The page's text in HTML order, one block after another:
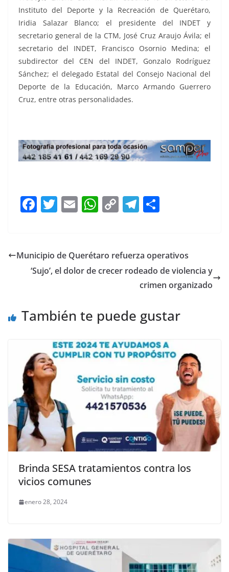
Instituto del Deporte y la Recreación de Querétaro,
Iridia Salazar Blanco; el presidente del INDET y
secretario general de la CTM, José Cruz Araujo Ávila; el
secretario del INDET, Francisco Osornio Medina; el
subdirector del CEN del INDET, Gonzalo Rodríguez
Sánchez; el delegado Estatal del Consejo Nacional del
Deporte de la Educación, Marco Armando Guerrero
Cruz, entre otras personalidades.
F
e
b
k
T
er
E
l
W
s
A
C
y
Li
T
gr
a
m
e
Municipio de Querétaro refuerza operativos
‘Sujo’, el dolor de crecer rodeado de violencia y
crimen organizado
También te puede gustar
Brinda SESA tratamientos contra los
vicios comunes
enero 28, 2024